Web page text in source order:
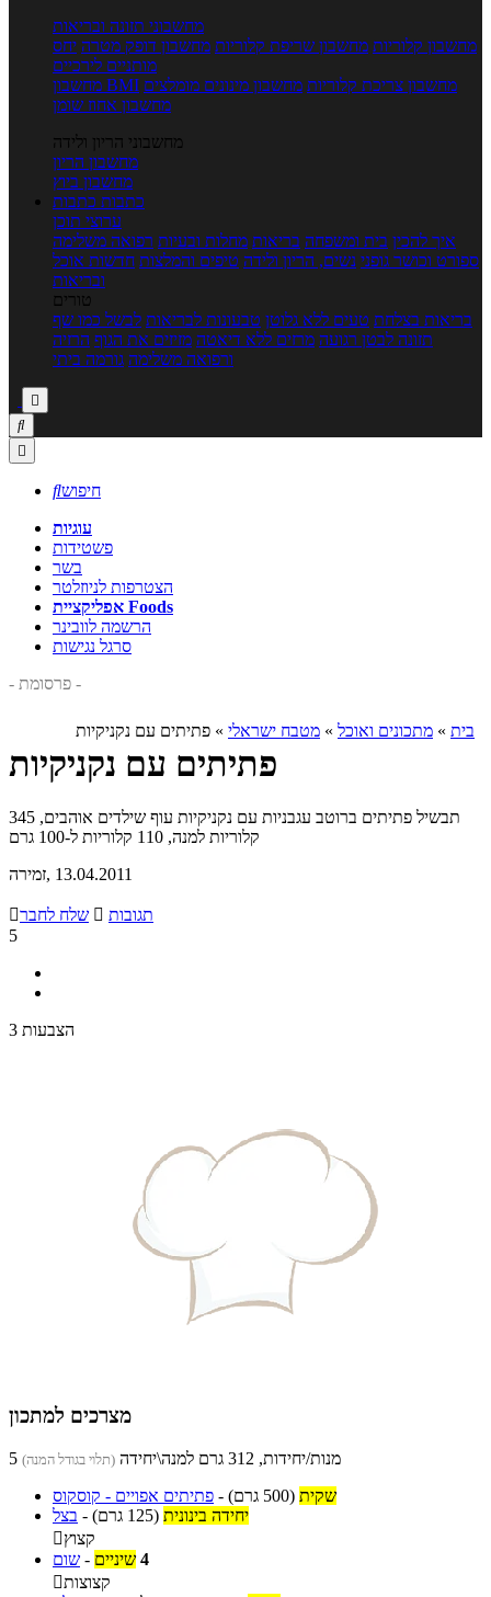
מחשבוני תזונה ובריאות
מחשבון קלוריות מחשבון שריפת קלוריות מחשבון דופק מטרה יחס
מותניים לירכיים
מחשבון BMI
מחשבון צריכת קלוריות מחשבון מינונים מומלצים
מחשבון אחוז שומן
מחשבוני הריון ולידה
מחשבון הריון
מחשבון ביוץ
כתבות כתבות
ערוצי תוכן
איך להכין בית ומשפחה בריאות מחלות ובעיות רפואה משלימה
ספורט וכושר גופני נשים, הריון ולידה טיפים והמלצות חדשות אוכל
ובריאות
טורים
בריאות בצלחת טעים ללא גלוטן טבעונות לבריאות לבשל כמו שף
תזונה לבטן רגועה מרזים ללא דיאטה מזיזים את הגוף הרזיה
ורפואה משלימה גורמה ביתי



חיפוש
עוגיות
פשטידות
בשר
הצטרפות לניוזלטר
אפליקציית Foods
הרשמה לוובינר
סרגל נגישות
- פרסומת -
בית » מתכונים ואוכל » מטבח ישראלי » פתיתים עם נקניקיות
פתיתים עם נקניקיות
תבשיל פתיתים ברוטב עגבניות עם נקניקיות עוף שילדים אוהבים, 345
קלוריות למנה, 110 קלוריות ל-100 גרם
זמירה, 13.04.2011
שלח לחבר  תגובות
5
3 הצבעות
מצרכים למתכון
5 מנות/יחידות, 312 גרם למנה\יחידה (תלוי בגודל המנה)
פתיתים אפויים - קוסקוס - שקית (500 גרם)
בצל - יחידה בינונית (125 גרם)
קצוץ
שום - 4 שיניים
קצוצות